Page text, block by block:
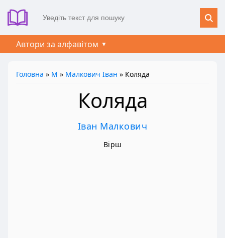
Автори за алфавітом
Головна » М » Малкович Іван » Коляда
Коляда
Іван Малкович
Вірш